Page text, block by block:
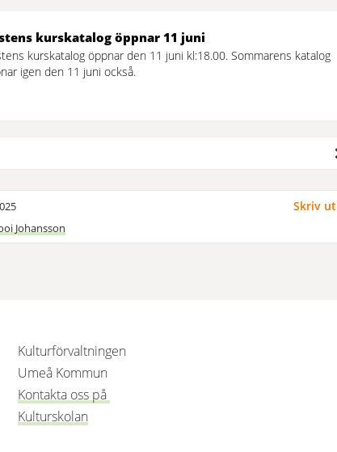
kurskatalog öppnar 11 juni
kurskatalog öppnar den 11 juni kl:18.00. Sommarens katalog
igen den 11 juni också.
Skriv ut
Johansson
öppnas i nytt fönster.
Kulturförvaltningen
Umeå Kommun
Kontakta oss på
Kulturskolan